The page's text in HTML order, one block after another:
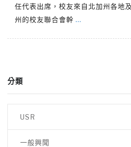
任代表出席，校友來自北加州各地
州的校友聯合會幹 …
分類
USR
一般興聞